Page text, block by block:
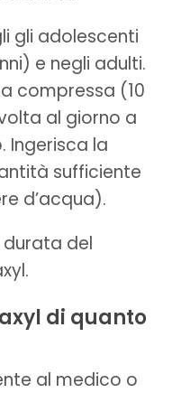
gli adolescenti
e negli adulti.
compressa (10
al giorno a
Ingerisca la
sufficiente
d’acqua).
durata del
di quanto
al medico o